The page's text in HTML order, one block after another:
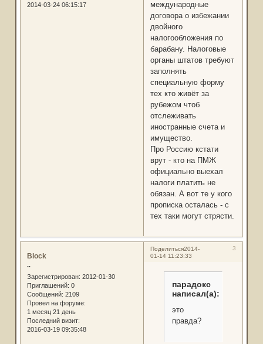
2014-03-24 06:15:17
международные
договора о избежании
двойного
налогообложения по
барабану. Налоговые
органы штатов требуют
заполнять
специальную форму
тех кто живёт за
рубежом чтоб
отслеживать
иностранные счета и
имущество.
Про Россию кстати
врут - кто на ПМЖ
официально выехал
налоги платить не
обязан. А вот те у кого
прописка осталась - с
тех таки могут стрясти.
Поделиться 3
2014-
01-14 11:23:33
Block
..
Зарегистрирован: 2012-01-30
Приглашений: 0
Сообщений: 2109
Провел на форуме:
1 месяц 21 день
Последний визит:
2016-03-19 09:35:48
парадокс
написал(а):
это
правда?